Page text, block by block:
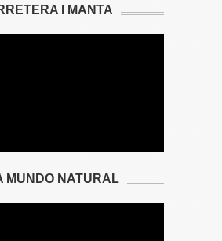
I MANTA
MUNDO NATURAL